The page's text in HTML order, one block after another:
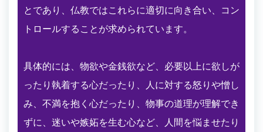
とであり、仏教ではこれらに適切に向き合い、コン
トロールすることが求められています。
具体的には、物欲や金銭欲など、必要以上に欲しが
ったり執着する心だったり、人に対する怒りや憎し
み、不満を抱く心だったり、物事の道理が理解でき
ずに、迷いや嫉妬を生む心など、人間を悩ませたり